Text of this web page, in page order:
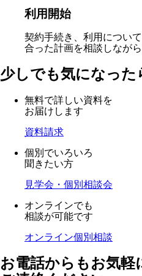
利用開始
契約手続き、利用につい
合った計画を相談しなが
少しでも気になった
無料で詳しい資料を
お届けします
資料請求
個別でいろいろ
聞きたい方
見学会・個別相談会
オンラインでも
相談が可能です
オンライン個別相談
お電話からもお気軽